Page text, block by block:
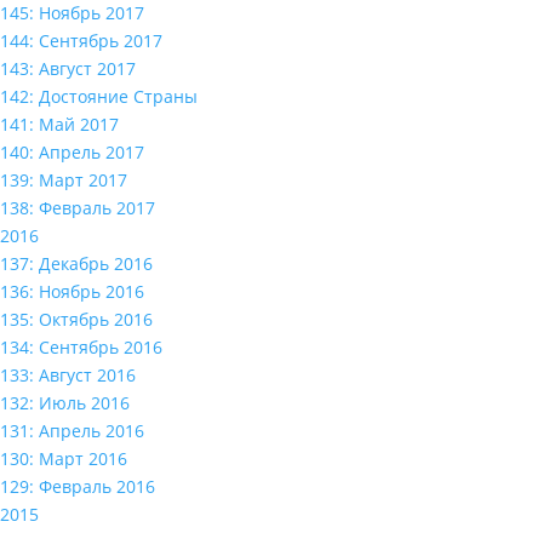
145: Ноябрь 2017
144: Сентябрь 2017
143: Август 2017
142: Достояние Страны
141: Май 2017
140: Апрель 2017
139: Март 2017
138: Февраль 2017
2016
137: Декабрь 2016
136: Ноябрь 2016
135: Октябрь 2016
134: Сентябрь 2016
133: Август 2016
132: Июль 2016
131: Апрель 2016
130: Март 2016
129: Февраль 2016
2015